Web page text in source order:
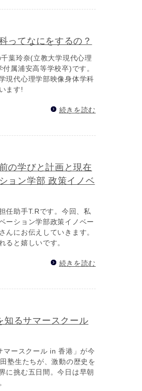
ってなにをするの？
葉玲奈(立教大学現代心理
属浦安高等学校卒)です。
現代心理学部映像身体学科
ます!
続きを読む
の学びと計画と現在
ョン学部 政策イノベ
任助手T.Rです。今回、私
ーション学部政策イノベー
んにお伝えしていきます。
ると嬉しいです。
続きを読む
知るサマースクール
マースクール in 香港」が今
塾生たちが、激動の歴史を
に挑む五日間。今日は早朝